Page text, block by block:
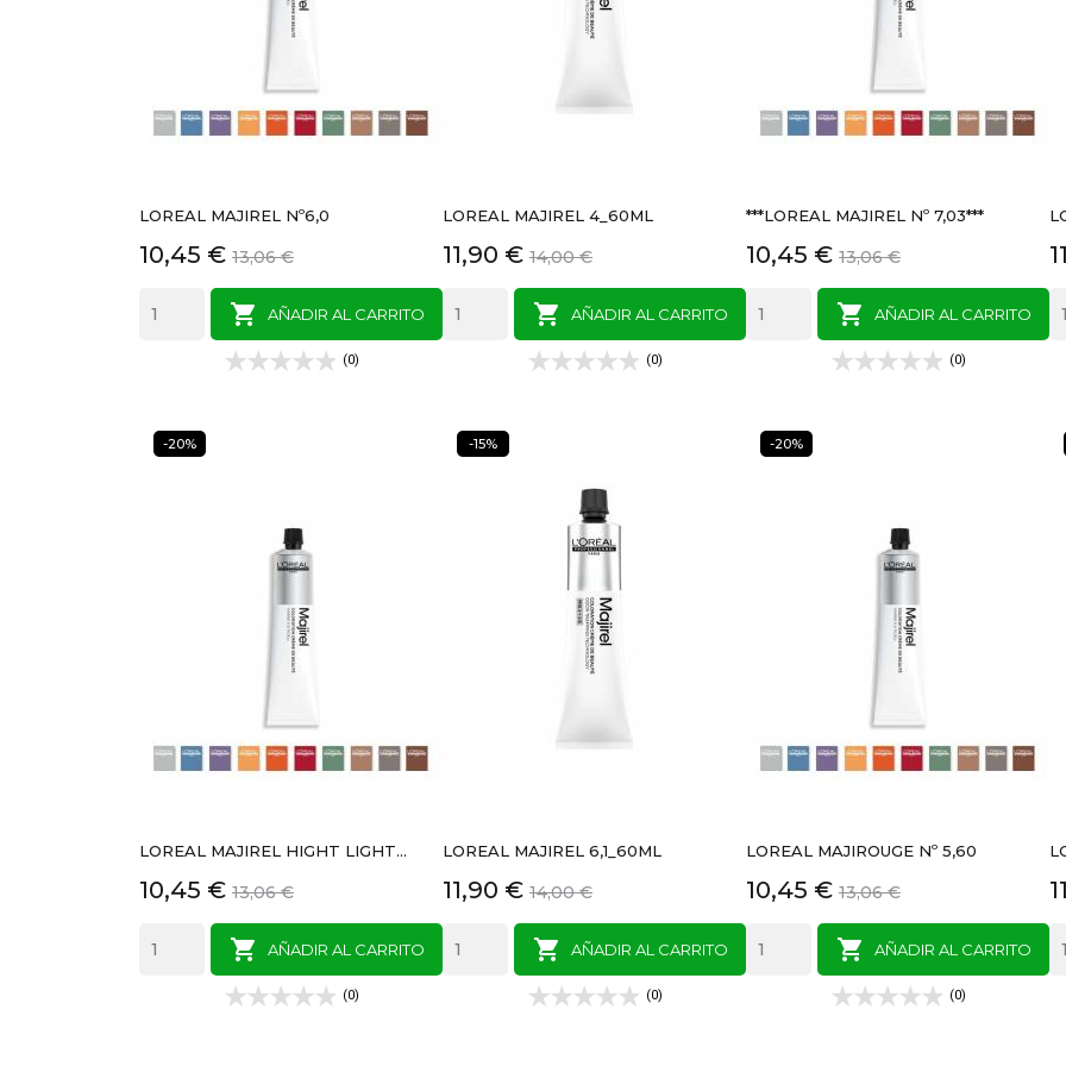
LOREAL MAJIREL Nº6,0
Precio
10,45 € Precio
base
13,06 €
 AÑADIR AL CARRITO
(0)
LOREAL MAJIREL 4_60ML
Precio
11,90 € Precio
base
14,00 €
 AÑADIR AL CARRITO
(0)
***LOREAL MAJIREL Nº 7,03***
Precio
10,45 € Precio
base
13,06 €
 AÑADIR AL CARRITO
(0)
LOREAL MAJIREL HIGHT LIGHT...
Precio
10,45 € Precio
base
13,06 €
 AÑADIR AL CARRITO
(0)
-20%
LOREAL MAJIREL 6,1_60ML
Precio
11,90 € Precio
base
14,00 €
 AÑADIR AL CARRITO
(0)
-15%
LOREAL MAJIROUGE Nº 5,60
Precio
10,45 € Precio
base
13,06 €
 AÑADIR AL CARRITO
(0)
-20%